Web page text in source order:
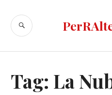
content
SEARCH
Tag: La